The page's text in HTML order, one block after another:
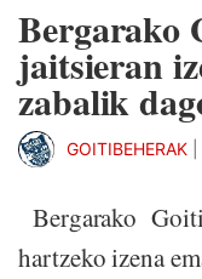
Bergarako
jaitsieran
zabalik
GOITIBEHERAK
Bergarako
hartzeko izena